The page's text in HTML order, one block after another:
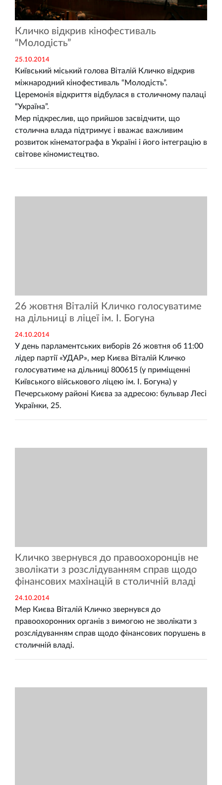
Кличко відкрив кінофестиваль
“Молодість”
25.10.2014
Київський міський голова Віталій Кличко відкрив
міжнародний кінофестиваль “Молодість”.
Церемонія відкриття відбулася в столичному палаці
“Україна”.
Мер підкреслив, що прийшов засвідчити, що
столична влада підтримує і вважає важливим
розвиток кінематографа в Україні і його інтеграцію в
світове кіномистецтво.
26 жовтня Віталій Кличко голосуватиме
на дільниці в ліцеї ім. І. Богуна
24.10.2014
У день парламентських виборів 26 жовтня об 11:00
лідер партії «УДАР», мер Києва Віталій Кличко
голосуватиме на дільниці 800615 (у приміщенні
Київського військового ліцею ім. І. Богуна) у
Печерському районі Києва за адресою: бульвар Лесі
Українки, 25.
Кличко звернувся до правоохоронців не
зволікати з розслідуванням справ щодо
фінансових махінацій в столичній владі
24.10.2014
Мер Києва Віталій Кличко звернувся до
правоохоронних органів з вимогою не зволікати з
розслідуванням справ щодо фінансових порушень в
столичній владі.